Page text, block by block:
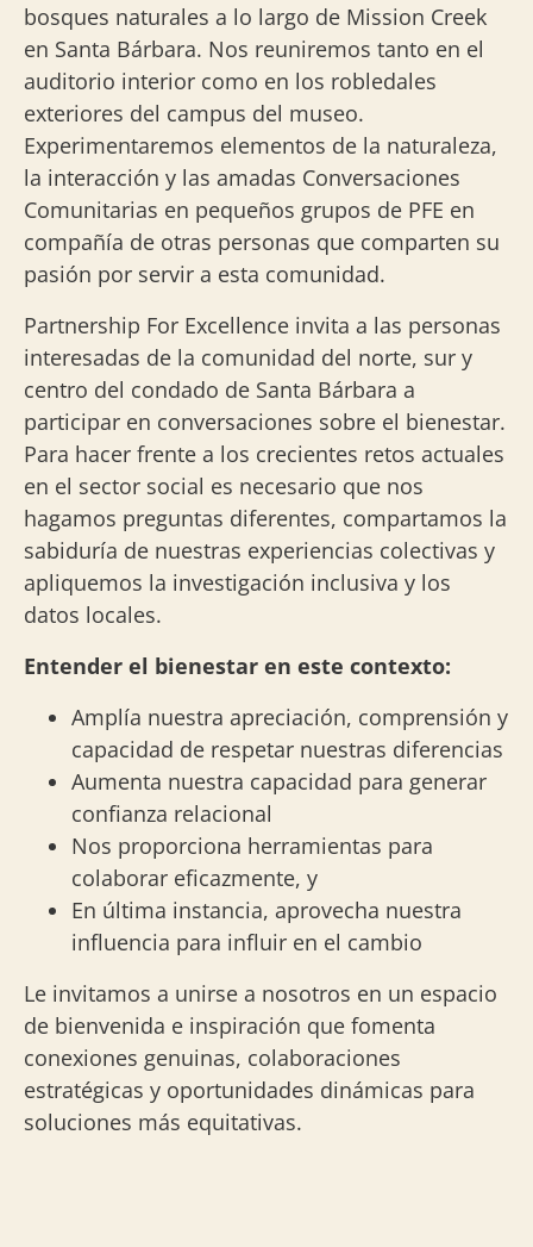
bosques naturales a lo largo de Mission Creek
en Santa Bárbara. Nos reuniremos tanto en el
auditorio interior como en los robledales
exteriores del campus del museo.
Experimentaremos elementos de la naturaleza,
la interacción y las amadas Conversaciones
Comunitarias en pequeños grupos de PFE en
compañía de otras personas que comparten su
pasión por servir a esta comunidad.
Partnership For Excellence invita a las personas
interesadas de la comunidad del norte, sur y
centro del condado de Santa Bárbara a
participar en conversaciones sobre el bienestar.
Para hacer frente a los crecientes retos actuales
en el sector social es necesario que nos
hagamos preguntas diferentes, compartamos la
sabiduría de nuestras experiencias colectivas y
apliquemos la investigación inclusiva y los
datos locales.
Entender el bienestar en este contexto:
Amplía nuestra apreciación, comprensión y
capacidad de respetar nuestras diferencias
Aumenta nuestra capacidad para generar
confianza relacional
Nos proporciona herramientas para
colaborar eficazmente, y
En última instancia, aprovecha nuestra
influencia para influir en el cambio
Le invitamos a unirse a nosotros en un espacio
de bienvenida e inspiración que fomenta
conexiones genuinas, colaboraciones
estratégicas y oportunidades dinámicas para
soluciones más equitativas.